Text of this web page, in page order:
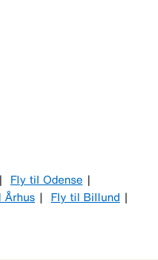
Fly til Odense
Århus
Fly til Billund